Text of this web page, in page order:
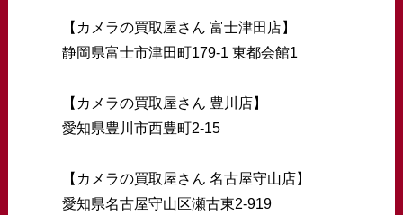
【カメラの買取屋さん 富士津田店】
静岡県富士市津田町179-1 東都会館1
【カメラの買取屋さん 豊川店】
愛知県豊川市西豊町2-15
【カメラの買取屋さん 名古屋守山店】
愛知県名古屋守山区瀬古東2-919